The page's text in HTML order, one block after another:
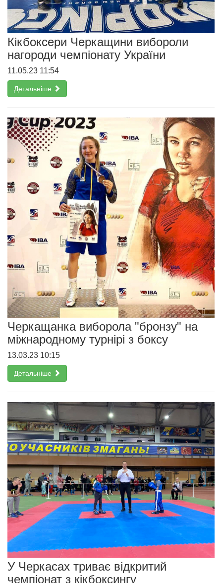
Кікбоксери Черкащини вибороли
нагороди чемпіонату України
11.05.23 11:54
Детальніше
Черкащанка виборола "бронзу" на
міжнародному турнірі з боксу
13.03.23 10:15
Детальніше
У Черкасах триває відкритий
чемпіонат з кікбоксингу